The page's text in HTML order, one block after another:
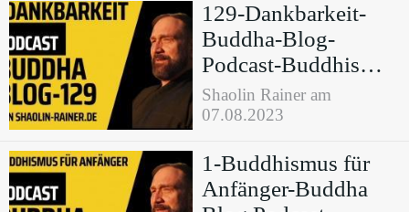
129-Dankbarkeit-
Buddha-Blog-
Podcast-Buddhismus
im Alltag
Shaolin Rainer am
07.08.2023
1-Buddhismus für
Anfänger-Buddha